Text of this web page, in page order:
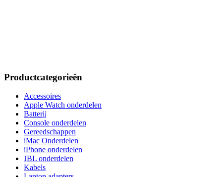
Productcategorieën
Accessoires
Apple Watch onderdelen
Batterij
Console onderdelen
Gereedschappen
iMac Onderdelen
iPhone onderdelen
JBL onderdelen
Kabels